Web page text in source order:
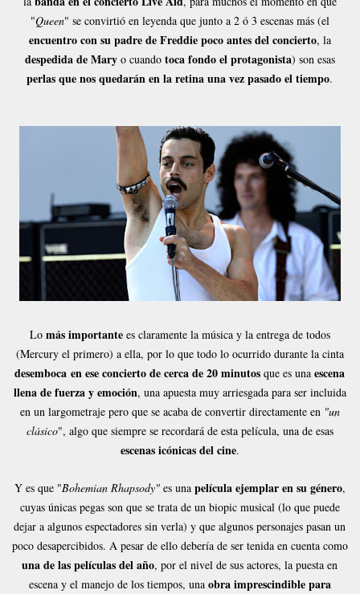
"Queen" se convirtió en leyenda que junto a 2 ó 3 escenas más (el
encuentro con su padre de Freddie poco antes del concierto, la
despedida de Mary o cuandotoca fondo el protagonista) son esas
perlas que nos quedarán en la retina una vez pasado el tiempo.
Lo más importantees claramente la música y la entrega de todos
(Mercury el primero) a ella, por lo que todo lo ocurrido durante la cinta
desemboca en ese concierto de cerca de 20 minutos que es unaescena
llena de fuerza y emoción, una apuesta muy arriesgada para ser incluida
en un largometraje pero que se acaba de convertir directamente en "un
clásico", algo que siempre se recordará de esta película, una de esas
escenas icónicas del cine.
Y es que "Bohemian Rhapsody"es una película ejemplar en su género,
cuyas únicas pegas son que se trata de un biopic musical (lo que puede
dejar a algunos espectadores sin verla) y que algunos personajes pasan un
poco desapercibidos. A pesar de ello debería de ser tenida en cuenta como
una de las películas del año, por el nivel de sus actores, la puesta en
escena y el manejo de los tiempos, una obra imprescindible para